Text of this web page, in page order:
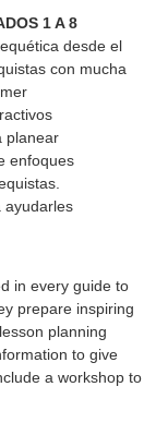
1 A 8
desde el
con mucha
planear
enfoques
ayudarles
in every guide to
prepare inspiring
planning
to give
a workshop to